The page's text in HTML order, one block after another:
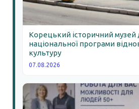
Корецький історичний музей
національної програми
культуру
07.08.2026